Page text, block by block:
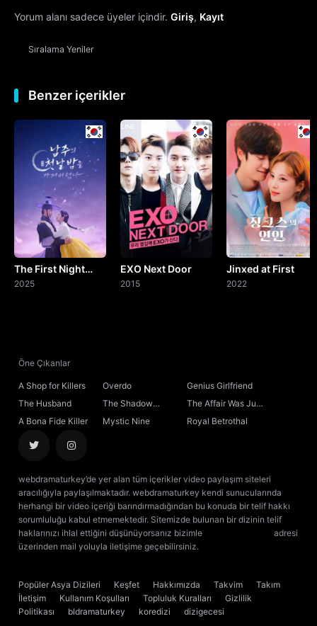
13. Bölüm
14. Bölüm
15. Bölüm
Final
Yorum alanı sadece üyeler içindir. Giriş, Kayıt
Sıralama Yeniler
Benzer içerikler
The First Night
with the Duke
2025
EXO Next Door
2015
Jinxed at First
2022
Öne Çıkanlar
A Shop for Killers Overdo
Genius Girlfriend
The Husband
The Shadow
Sovereign
The Affair Was Just
the Beginning
A Bona Fide Killer Mystic Nine Royal Betrothal
webdramaturkey’de yer alan tüm içerikler video paylaşım siteleri
aracılığıyla paylaşılmaktadır. webdramaturkey kendi sunucularında
herhangi bir video içeriği barındırmadığından bu konuda bir telif hakkı
sorumluluğu kabul etmemektedir. Sitemizde bulunan bir dizinin telif
haklarınızı ihlal ettiğini düşünüyorsanız bizimle
adresi
üzerinden mail yoluyla iletişime geçebilirsiniz.
Popüler Asya Dizileri Keşfet Hakkımızda Takvim
Takım
İletişim
Kullanım Koşulları Topluluk Kuralları
Gizlilik
Politikası
bldramaturkey koredizi
dizigecesi